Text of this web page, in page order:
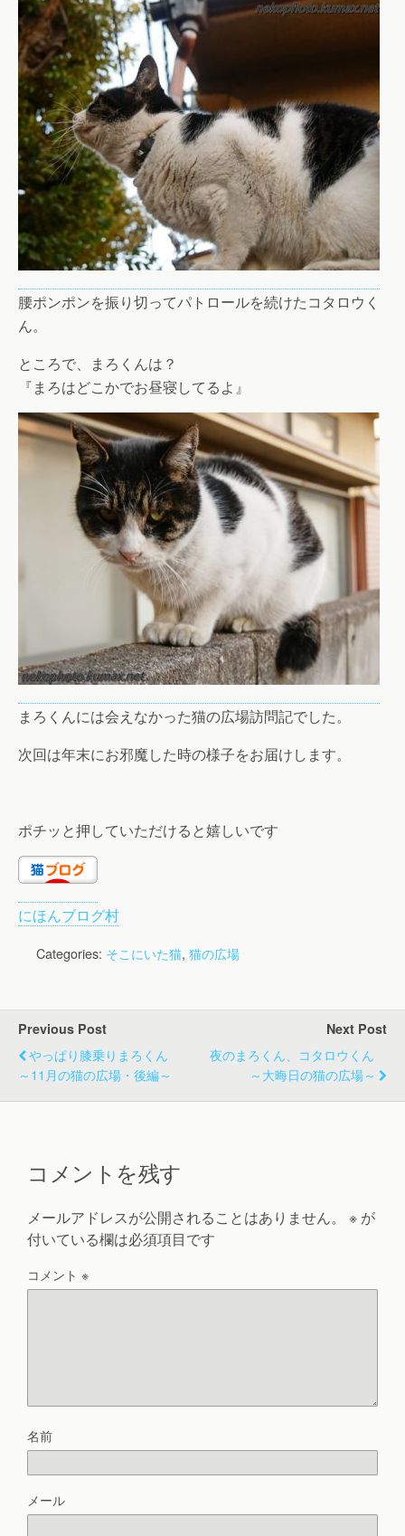
腰ポンポンを振り切ってパトロールを続けたコタロウく
ん。
ところで、まろくんは？
『まろはどこかでお昼寝してるよ』
まろくんには会えなかった猫の広場訪問記でした。
次回は年末にお邪魔した時の様子をお届けします。
ポチッと押していただけると嬉しいです
にほんブログ村
Categories: そこにいた猫, 猫の広場
Previous Post
やっぱり膝乗りまろくん
～11月の猫の広場・後編～
Next Post
夜のまろくん、コタロウくん
～大晦日の猫の広場～
コメントを残す
メールアドレスが公開されることはありません。 ※ が
付いている欄は必須項目です
コメント ※
名前
メール